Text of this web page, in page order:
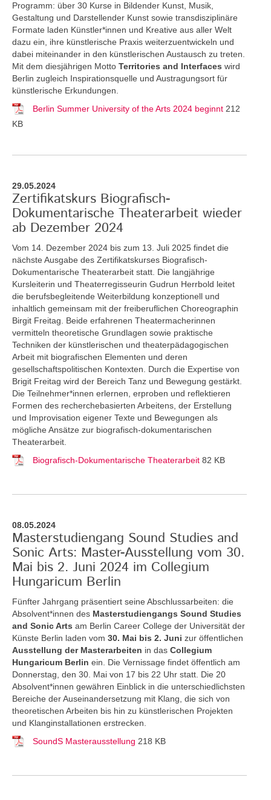
Programm: über 30 Kurse in Bildender Kunst, Musik,
Gestaltung und Darstellender Kunst sowie transdisziplinäre
Formate laden Künstler*innen und Kreative aus aller Welt
dazu ein, ihre künstlerische Praxis weiterzuentwickeln und
dabei miteinander in den künstlerischen Austausch zu treten.
Mit dem diesjährigen Motto Territories and Interfaces wird
Berlin zugleich Inspirationsquelle und Austragungsort für
künstlerische Erkundungen.
Berlin Summer University of the Arts 2024 beginnt 212
KB
29.05.2024
Zertifikatskurs Biografisch-
Dokumentarische Theaterarbeit wieder
ab Dezember 2024
Vom 14. Dezember 2024 bis zum 13. Juli 2025 findet die
nächste Ausgabe des Zertifikatskurses Biografisch-
Dokumentarische Theaterarbeit statt. Die langjährige
Kursleiterin und Theaterregisseurin Gudrun Herrbold leitet
die berufsbegleitende Weiterbildung konzeptionell und
inhaltlich gemeinsam mit der freiberuflichen Choreographin
Birgit Freitag. Beide erfahrenen Theatermacherinnen
vermitteln theoretische Grundlagen sowie praktische
Techniken der künstlerischen und theaterpädagogischen
Arbeit mit biografischen Elementen und deren
gesellschaftspolitischen Kontexten. Durch die Expertise von
Brigit Freitag wird der Bereich Tanz und Bewegung gestärkt.
Die Teilnehmer*innen erlernen, erproben und reflektieren
Formen des recherchebasierten Arbeitens, der Erstellung
und Improvisation eigener Texte und Bewegungen als
mögliche Ansätze zur biografisch-dokumentarischen
Theaterarbeit.
Biografisch-Dokumentarische Theaterarbeit 82 KB
08.05.2024
Masterstudiengang Sound Studies and
Sonic Arts: Master-Ausstellung vom 30.
Mai bis 2. Juni 2024 im Collegium
Hungaricum Berlin
Fünfter Jahrgang präsentiert seine Abschlussarbeiten: die
Absolvent*innen des Masterstudiengangs Sound Studies
and Sonic Arts am Berlin Career College der Universität der
Künste Berlin laden vom 30. Mai bis 2. Juni zur öffentlichen
Ausstellung der Masterarbeiten in das Collegium
Hungaricum Berlin ein. Die Vernissage findet öffentlich am
Donnerstag, den 30. Mai von 17 bis 22 Uhr statt. Die 20
Absolvent*innen gewähren Einblick in die unterschiedlichsten
Bereiche der Auseinandersetzung mit Klang, die sich von
theoretischen Arbeiten bis hin zu künstlerischen Projekten
und Klanginstallationen erstrecken.
SoundS Masterausstellung 218 KB